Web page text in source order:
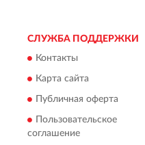
СЛУЖБА ПОДДЕРЖКИ
Контакты
Карта сайта
Публичная оферта
Пользовательское
соглашение